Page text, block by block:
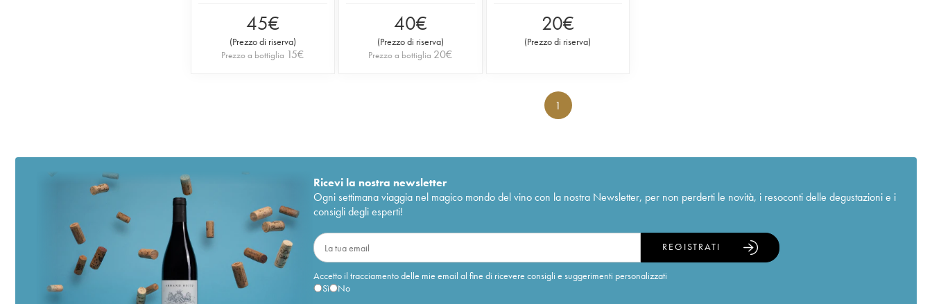
45€
(Prezzo di riserva)
Prezzo a bottiglia 15€
40€
(Prezzo di riserva)
Prezzo a bottiglia 20€
20€
(Prezzo di riserva)
1
Ricevi la nostra newsletter
Ogni settimana viaggia nel magico mondo del vino con la nostra Newsletter, per non perderti le novità, i resoconti delle degustazioni e i
consigli degli esperti!
Accetto il tracciamento delle mie email al fine di ricevere consigli e suggerimenti personalizzati
Sì
No
REGISTRATI